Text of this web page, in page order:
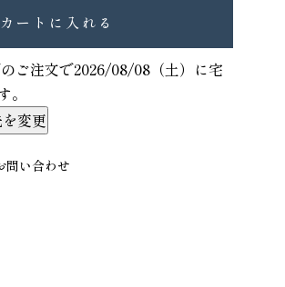
ット スエ
カートに入れる
ご注文で2026/08/08（土） に宅
。
変更
問い合わせ